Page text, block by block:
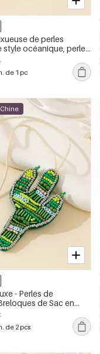
de perles
style océanique, perles
imitation perle,
sac en perles
de 1 pc
- Perles de
de Sac en
Femmes
de 2 pcs